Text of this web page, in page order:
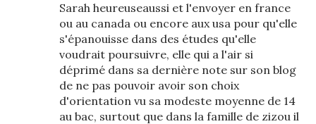
Sarah heureuseaussi et l'envoyer en france
ou au canada ou encore aux usa pour qu'elle
s'épanouisse dans des études qu'elle
voudrait poursuivre, elle qui a l'air si
déprimé dans sa dernière note sur son blog
de ne pas pouvoir avoir son choix
d'orientation vu sa modeste moyenne de 14
au bac, surtout que dans la famille de zizou il